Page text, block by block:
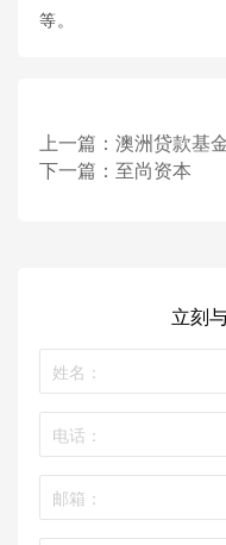
等。
上一篇： 澳洲贷款基
下一篇： 至尚资本
立刻